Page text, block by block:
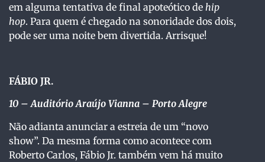
em alguma tentativa de final apoteótico de hip
hop. Para quem é chegado na sonoridade dos dois,
pode ser uma noite bem divertida. Arrisque!
FÁBIO JR.
10 – Auditório Araújo Vianna – Porto Alegre
Não adianta anunciar a estreia de um “novo
show”. Da mesma forma como acontece com
Roberto Carlos, Fábio Jr. também vem há muito